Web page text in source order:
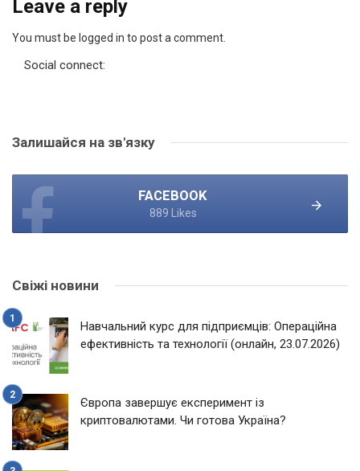
Leave a reply
You must be logged in to post a comment.
Social connect:
Залишайся на зв'язку
FACEBOOK
889 Likes
Свіжі новини
Навчальний курс для підприємців: Операційна
ефективність та технології (онлайн, 23.07.2026)
Європа завершує експеримент із
криптовалютами. Чи готова Україна?